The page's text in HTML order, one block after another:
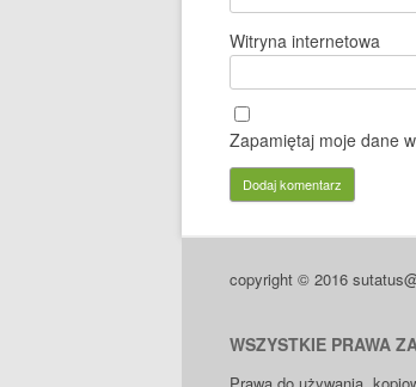
Witryna internetowa
Zapamiętaj moje dane
copyright © 2016
WSZYSTKIE PRAWA